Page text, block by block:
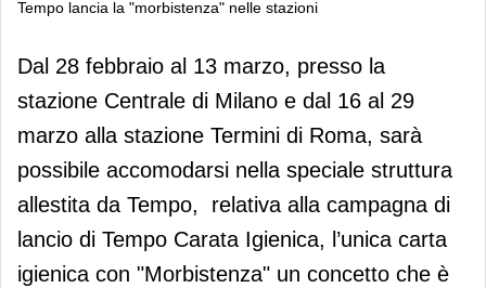
Tempo lancia la "morbistenza" nelle stazioni
Tempo lancia la "morbistenza" nelle
stazioni
Dal 28 febbraio al 13 marzo, presso la
stazione Centrale di Milano e dal 16 al 29
marzo alla stazione Termini di Roma, sarà
possibile accomodarsi nella speciale struttura
allestita da Tempo, relativa alla campagna di
lancio di Tempo Carata Igienica, l’unica carta
igienica con "Morbistenza" un concetto che è